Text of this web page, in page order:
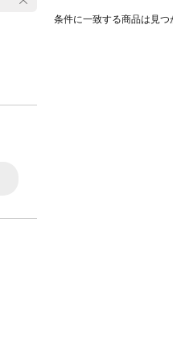
条件に一致する商品は見つ